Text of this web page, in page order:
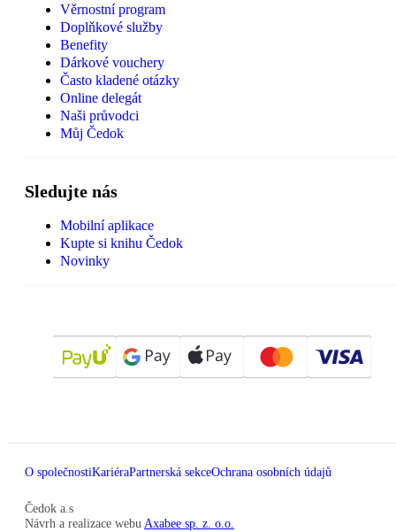
Věrnostní program
Doplňkové služby
Benefity
Dárkové vouchery
Často kladené otázky
Online delegát
Naši průvodci
Můj Čedok
Sledujte nás
Mobilní aplikace
Kupte si knihu Čedok
Novinky
O společnostiKariéraPartnerská sekceOchrana osobních údajů
Čedok a.s
Návrh a realizace webu Axabee sp. z. o.o.